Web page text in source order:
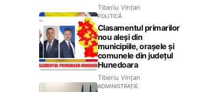
Tiberiu Vințan
POLITICĂ
Clasamentul primarilor
nou aleși din
municipiile, orașele și
comunele din județul
Hunedoara
Tiberiu Vințan
ADMINISTRAȚIE